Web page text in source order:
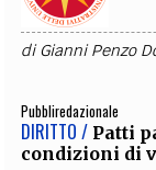
diGianni Penzo
Pubbliredazionale
DIRITTO / Patti
condizioni di